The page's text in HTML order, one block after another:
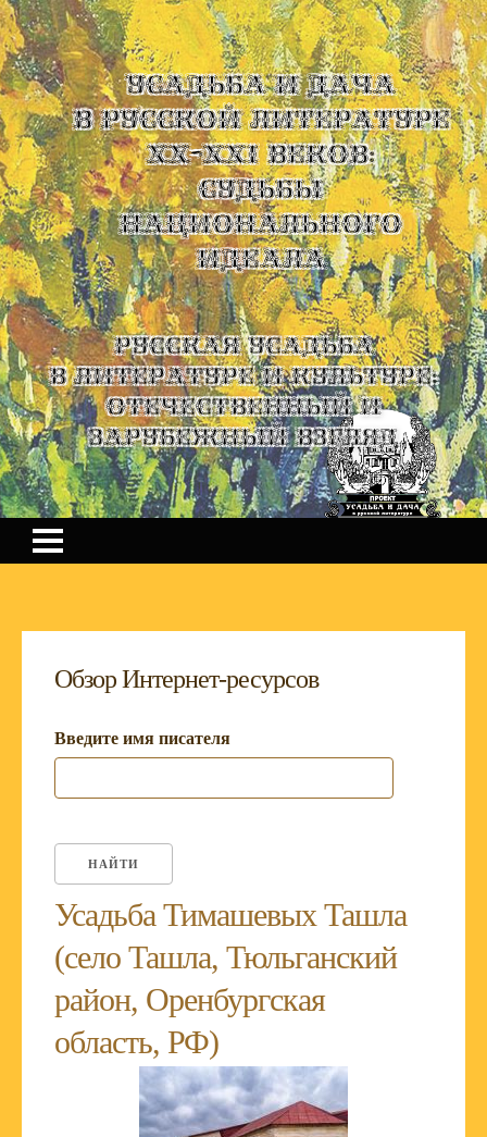
УСАДЬБА И ДАЧА
В РУССКОЙ ЛИТЕРАТУРЕ
XX-XXI ВЕКОВ:
СУДЬБЫ
НАЦИОНАЛЬНОГО
ИДЕАЛА
Русская усадьба
в литературе и культуре:
отечественный и
зарубежный взгляд
Обзор Интернет-ресурсов
Введите имя писателя
Усадьба Тимашевых Ташла
(село Ташла, Тюльганский
район, Оренбургская
область, РФ)